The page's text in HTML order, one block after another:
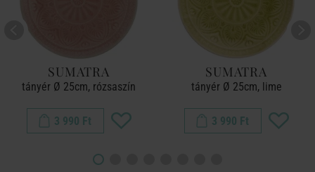
SUMATRA
tányér Ø 25cm, rózsaszín
3 990 Ft
SUMATRA
tányér Ø 25cm, lime
3 990 Ft